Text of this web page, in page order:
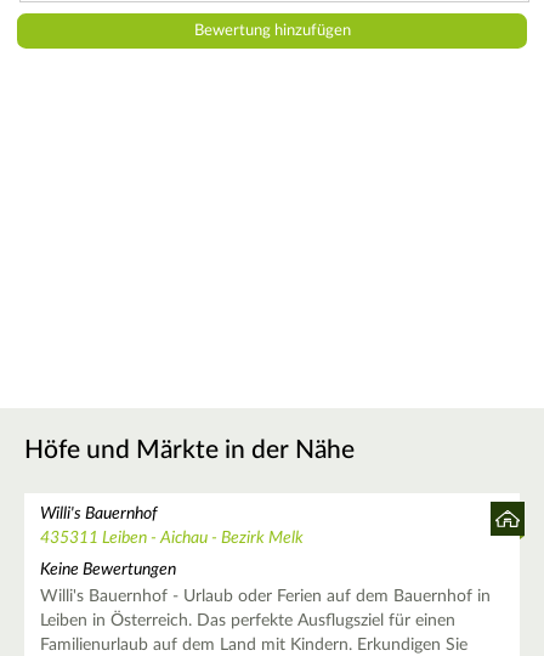
Höfe und Märkte in der Nähe
Willi's Bauernhof
435311 Leiben - Aichau - Bezirk Melk
Keine Bewertungen
Willi's Bauernhof - Urlaub oder Ferien auf dem Bauernhof in
Leiben in Österreich. Das perfekte Ausflugsziel für einen
Familienurlaub auf dem Land mit Kindern. Erkundigen Sie